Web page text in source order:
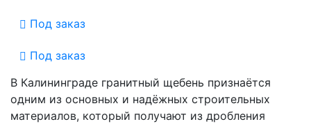
Под заказ
Под заказ
В Калининграде гранитный щебень признаётся
одним из основных и надёжных строительных
материалов, который получают из дробления